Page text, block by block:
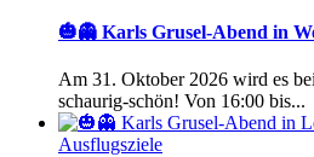
🎃👻 Karls Grusel-Abend in
Am 31. Oktober 2026 wird es
schaurig-schön! Von 16:00 bis...
Ausflugsziele